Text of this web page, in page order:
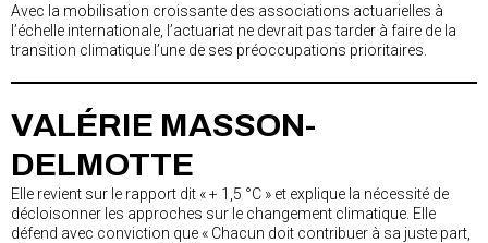
Avec la mobilisation croissante des associations actuarielles à
l’échelle internationale, l’actuariat ne devrait pas tarder à faire de la
transition climatique l’une de ses préoccupations prioritaires.
VALÉRIE MASSON-
DELMOTTE
Elle revient sur le rapport dit « + 1,5 °C » et explique la nécessité de
décloisonner les approches sur le changement climatique. Elle
défend avec conviction que « Chacun doit contribuer à sa juste part,